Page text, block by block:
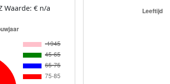
Waarde: € n/a